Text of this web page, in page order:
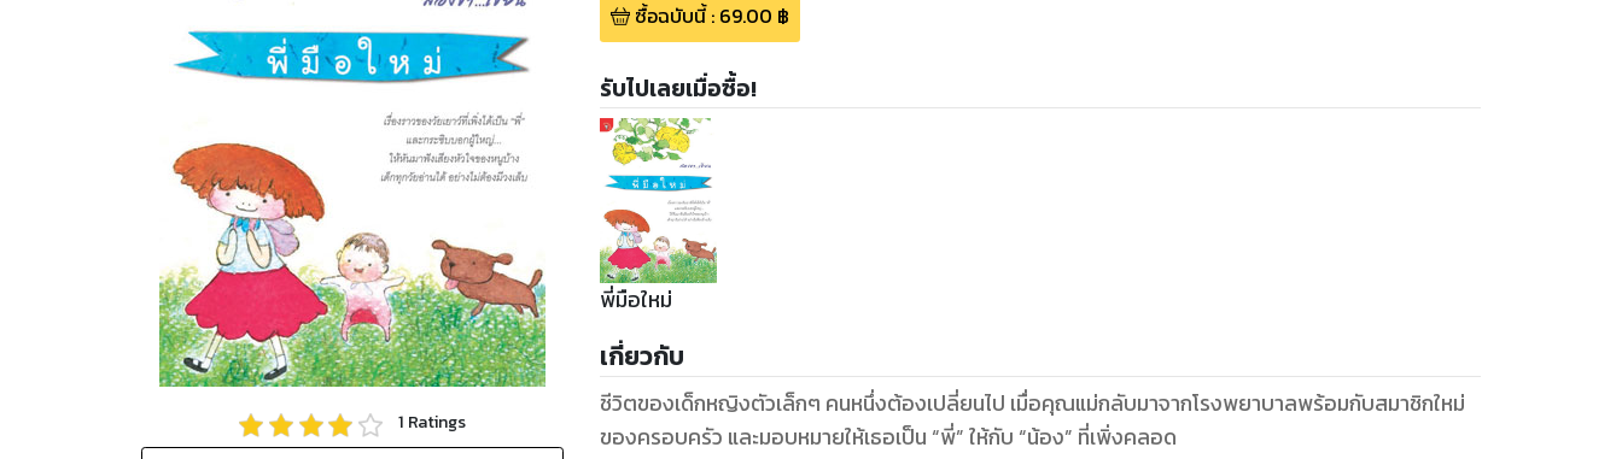
1 Ratings
ซื้อฉบับนี้: 69.00 ฿
รับไปเลยเมื่อซื้อ!
พี่มือใหม่
เกี่ยวกับ
ชีวิตของเด็กหญิงตัวเล็กๆ คนหนึ่งต้องเปลี่ยนไป เมื่อคุณแม่กลับมาจากโรงพยาบาลพร้อมกับสมาชิกใหม่
ของครอบครัว และมอบหมายให้เธอเป็น “พี่” ให้กับ “น้อง” ที่เพิ่งคลอด